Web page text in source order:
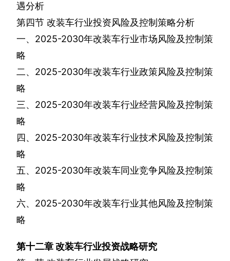
遇分析
第四节 改装车行业投资风险及控制策略分析
一、 2025-2030年改装车行业市场风险及控制策
略
二、 2025-2030年改装车行业政策风险及控制策
略
三、 2025-2030年改装车行业经营风险及控制策
略
四、 2025-2030年改装车行业技术风险及控制策
略
五、 2025-2030年改装车同业竞争风险及控制策
略
六、 2025-2030年改装车行业其他风险及控制策
略
第十二章改装车行业投资战略研究